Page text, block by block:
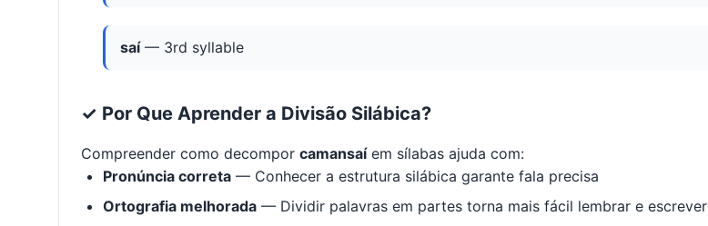
saí— 3rd syllable
✓ Por Que Aprender a Divisão Silábica?
Compreender como decompor camansaíem sílabas ajuda com:
Pronúncia correta — Conhecer a estrutura silábica garante fala precisa
Ortografia melhorada — Dividir palavras em partes torna mais fácil lembrar e escrever